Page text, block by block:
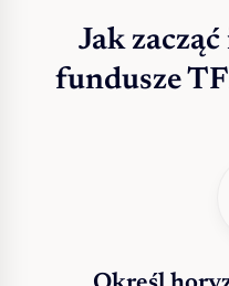
Jak
fundusze